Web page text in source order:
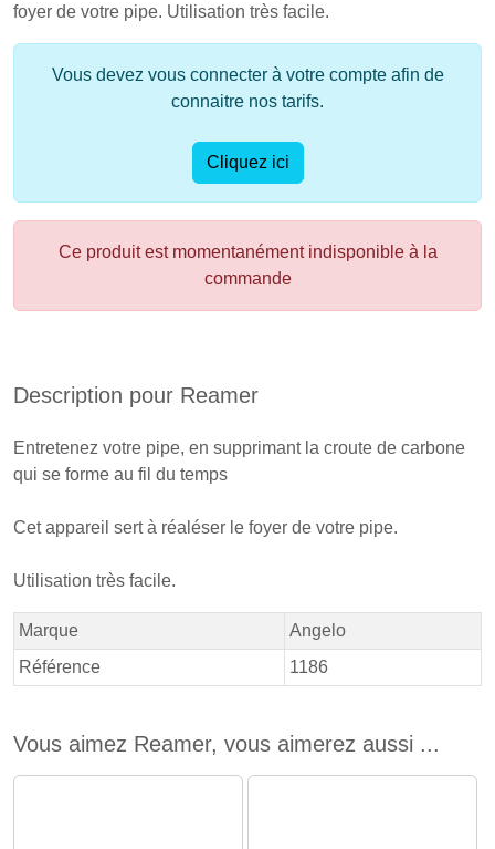
foyer de votre pipe. Utilisation très facile.
Vous devez vous connecter à votre compte afin de
connaitre nos tarifs.
Cliquez ici
Ce produit est momentanément indisponible à la
commande
Description pour Reamer
Entretenez votre pipe, en supprimant la croute de carbone
qui se forme au fil du temps
Cet appareil sert à réaléser le foyer de votre pipe.
Utilisation très facile.
Marque
Angelo
Référence
1186
Vous aimez Reamer, vous aimerez aussi ...